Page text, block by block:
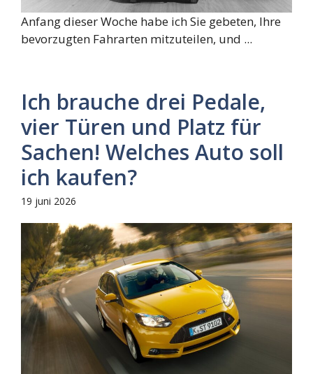
Anfang dieser Woche habe ich Sie gebeten, Ihre
bevorzugten Fahrarten mitzuteilen, und ...
Ich brauche drei Pedale,
vier Türen und Platz für
Sachen! Welches Auto soll
ich kaufen?
19 juni 2026